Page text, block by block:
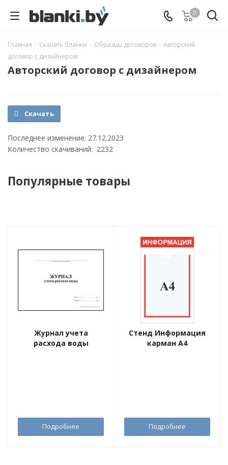
0
Главная - Скачать бланки - Образцы договоров - Авторский
договор с дизайнером
Авторский договор с дизайнером
Скачать
Последнее изменение: 27.12.2023
Количество скачиваний: 2232
Популярные товары
Журнал учета
расхода воды
Подробнее
Стенд Информация
карман А4
Подробнее